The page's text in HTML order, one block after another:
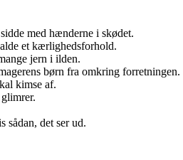
med hænderne i skødet.
et kærlighedsforhold.
jern i ilden.
børn fra omkring forretningen.
kimse af.
sådan, det ser ud.